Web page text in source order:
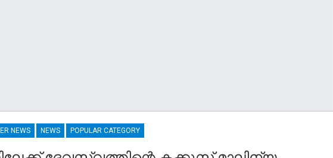
NEWS NEWS POPULAR CATEGORY